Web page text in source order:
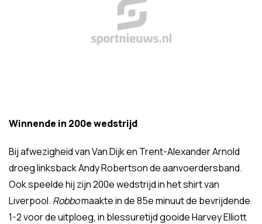
Winnende in 200e wedstrijd
Bij afwezigheid van Van Dijk en Trent-Alexander Arnold
droeg linksback Andy Robertson de aanvoerdersband.
Ook speelde hij zijn 200e wedstrijd in het shirt van
Liverpool. Robbomaakte in de 85e minuut de bevrijdende
1-2 voor de uitploeg, in blessuretijd gooide Harvey Elliott